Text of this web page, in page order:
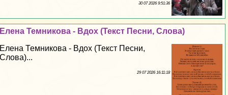
30 07 2026 9:51:36
Елена Темникова - Вдох (Текст Песни, Слова)
Елена Темникова - Вдох (Текст Песни,
Слова)...
29 07 2026 16:11:18